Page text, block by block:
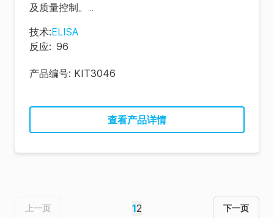
及质量控制。...
技术:ELISA
反应: 96
产品编号: KIT3046
查看产品详情
上一页 12 下一页